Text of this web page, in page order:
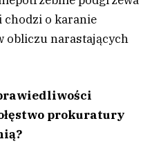
chodzi o karanie
obliczu narastających
prokuratury